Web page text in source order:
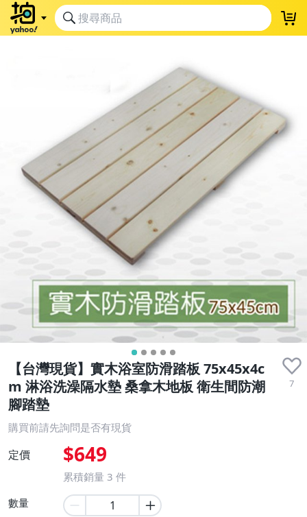
【台灣現貨】實木浴室防滑踏板 75x45x4c
m 淋浴洗澡隔水墊 桑拿木地板 衛生間防潮
腳踏墊
7
購買前請先詢問是否有現貨
定價 $649
累積銷量 3 件
數量